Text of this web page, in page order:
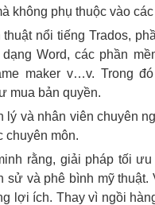
không phụ thuộc vào
nổi tiếng Trados,
Word, các phần
maker v…v. Trong
mua bản quyền.
và nhân viên chuyên
chuyên môn.
rằng, giải pháp tối
sử và phê bình mỹ
lợi ích. Thay vì ngồi